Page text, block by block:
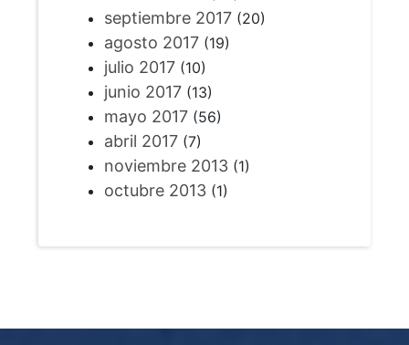
septiembre 2017(20)
agosto 2017(19)
julio 2017(10)
junio 2017(13)
mayo 2017(56)
abril 2017(7)
noviembre 2013(1)
octubre 2013(1)